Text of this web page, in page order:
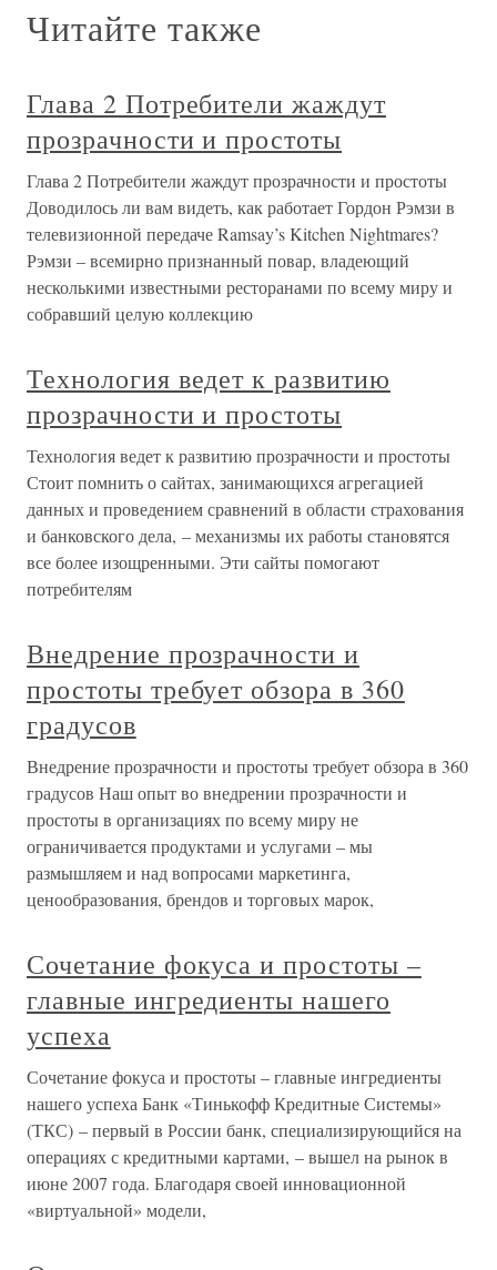
Читайте также
Глава 2 Потребители жаждут
прозрачности и простоты
Глава 2 Потребители жаждут прозрачности и простоты
Доводилось ли вам видеть, как работает Гордон Рэмзи в
телевизионной передаче Ramsay’s Kitchen Nightmares?
Рэмзи – всемирно признанный повар, владеющий
несколькими известными ресторанами по всему миру и
собравший целую коллекцию
Технология ведет к развитию
прозрачности и простоты
Технология ведет к развитию прозрачности и простоты
Стоит помнить о сайтах, занимающихся агрегацией
данных и проведением сравнений в области страхования
и банковского дела, – механизмы их работы становятся
все более изощренными. Эти сайты помогают
потребителям
Внедрение прозрачности и
простоты требует обзора в 360
градусов
Внедрение прозрачности и простоты требует обзора в 360
градусов Наш опыт во внедрении прозрачности и
простоты в организациях по всему миру не
ограничивается продуктами и услугами – мы
размышляем и над вопросами маркетинга,
ценообразования, брендов и торговых марок,
Сочетание фокуса и простоты –
главные ингредиенты нашего
успеха
Сочетание фокуса и простоты – главные ингредиенты
нашего успеха Банк «Тинькофф Кредитные Системы»
(ТКС) – первый в России банк, специализирующийся на
операциях с кредитными картами, – вышел на рынок в
июне 2007 года. Благодаря своей инновационной
«виртуальной» модели,